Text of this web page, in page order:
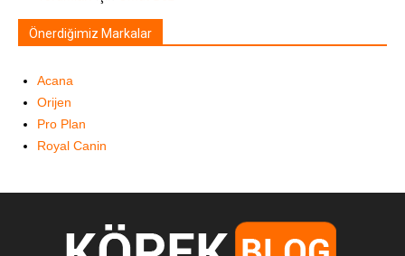
Önerdiğimiz Markalar
Acana
Orijen
Pro Plan
Royal Canin